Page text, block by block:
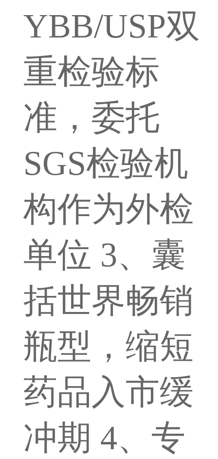
YBB/USP双
重检验标
准，委托
SGS检验机
构作为外检
单位 3、囊
括世界畅销
瓶型，缩短
药品入市缓
冲期 4、专